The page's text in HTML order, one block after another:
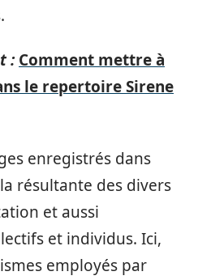
: Comment mettre à
le repertoire Sirene
enregistrés dans
résultante des divers
et aussi
et individus. Ici,
employés par